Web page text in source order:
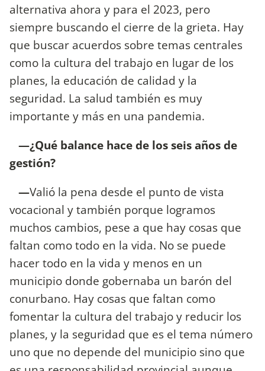
alternativa ahora y para el 2023, pero
siempre buscando el cierre de la grieta. Hay
que buscar acuerdos sobre temas centrales
como la cultura del trabajo en lugar de los
planes, la educación de calidad y la
seguridad. La salud también es muy
importante y más en una pandemia.
—¿Qué balance hace de los seis años de
gestión?
—Valió la pena desde el punto de vista
vocacional y también porque logramos
muchos cambios, pese a que hay cosas que
faltan como todo en la vida. No se puede
hacer todo en la vida y menos en un
municipio donde gobernaba un barón del
conurbano. Hay cosas que faltan como
fomentar la cultura del trabajo y reducir los
planes, y la seguridad que es el tema número
uno que no depende del municipio sino que